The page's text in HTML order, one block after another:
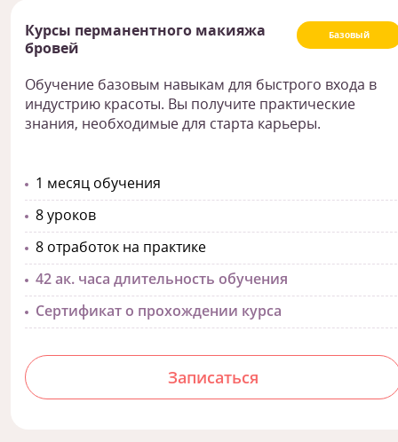
Базовый
Курсы перманентного макияжа
бровей
Обучение базовым навыкам для быстрого входа в
индустрию красоты. Вы получите практические
знания, необходимые для старта карьеры.
1 месяц обучения
8 уроков
8 отработок на практике
42 ак. часа длительность обучения
Сертификат о прохождении курса
Записаться